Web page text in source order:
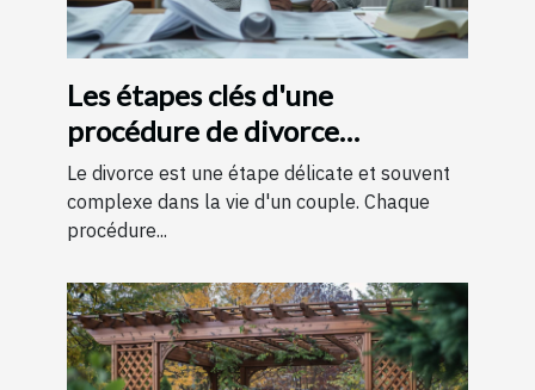
Les étapes clés d'une
procédure de divorce
expliquées simplement
Le divorce est une étape délicate et souvent
complexe dans la vie d'un couple. Chaque
procédure...